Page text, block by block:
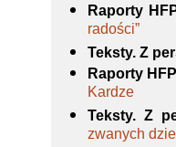
Raporty
radości”
Teksty. Z
Raporty
Kardze
Teksty. Z
zwanych